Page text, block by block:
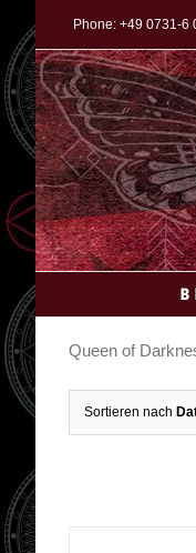
Inhalt
springen
Phone: +49 0731-6
Queen of
Sortieren nach